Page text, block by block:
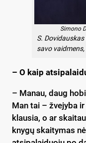
Simono
S.
savo
– O kaip
– Manau, daug
Man tai – žvejyba
klausia, o ar
knygų skaitymas